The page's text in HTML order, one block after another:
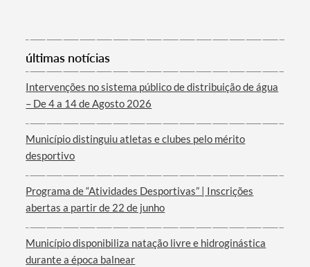
últimas notícias
Intervenções no sistema público de distribuição de água
– De 4 a 14 de Agosto 2026
Município distinguiu atletas e clubes pelo mérito
desportivo
Programa de “Atividades Desportivas” | Inscrições
abertas a partir de 22 de junho
Município disponibiliza natação livre e hidroginástica
durante a época balnear